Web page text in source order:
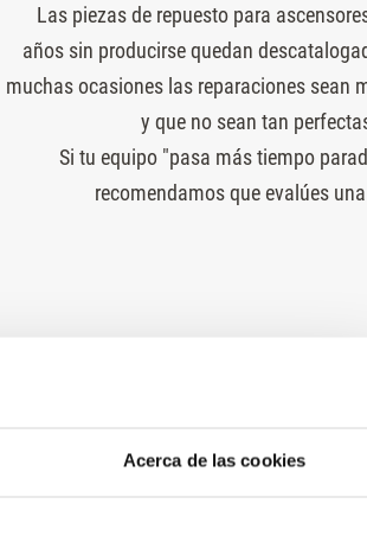
Acerca de las cookies
Las piezas de repuesto para
años sin producirse quedan
muchas ocasiones las reparaciones sean
y que no sean tan
Si tu equipo "pasa más tiempo
recomendamos que evalúes